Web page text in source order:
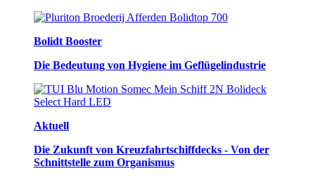
Bolidt Booster
Die Bedeutung von Hygiene im Geflügelindustrie
Aktuell
Die Zukunft von Kreuzfahrtschiffdecks - Von der
Schnittstelle zum Organismus